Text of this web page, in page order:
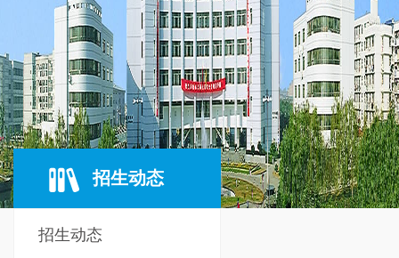
招生动态
招生动态